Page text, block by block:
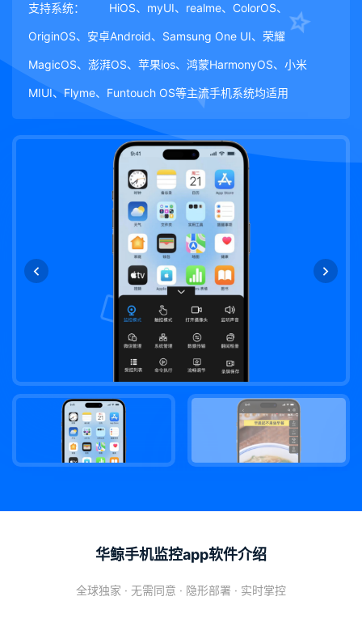
支持系统： HiOS、myUI、realme、ColorOS、
OriginOS、安卓Android、Samsung One UI、荣耀
MagicOS、澎湃OS、苹果ios、鸿蒙HarmonyOS、小米
MIUI、Flyme、Funtouch OS等主流手机系统均适用
华鲸手机监控app软件介绍
全球独家 · 无需同意 · 隐形部署 · 实时掌控